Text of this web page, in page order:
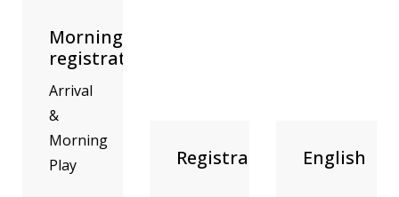
Morning
registration
Arrival
&
Morning
Play
Registration English